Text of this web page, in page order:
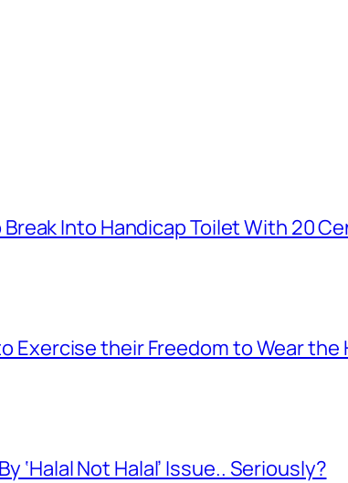
Into Handicap Toilet With 20
Exercise their Freedom to Wear the
‘Halal Not Halal’ Issue.. Seriously?